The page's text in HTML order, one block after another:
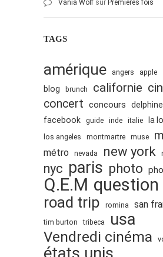
Vania Wolf sur Premières fois
TAGS
amérique angers apple
blog brunch californie
concert concours delphine
facebook guide inde italie la
los angeles montmartre muse
métro nevada new york
nyc paris photo
Q.E.M question
road trip romina san
tim burton
tribeca usa
Vendredi cinéma